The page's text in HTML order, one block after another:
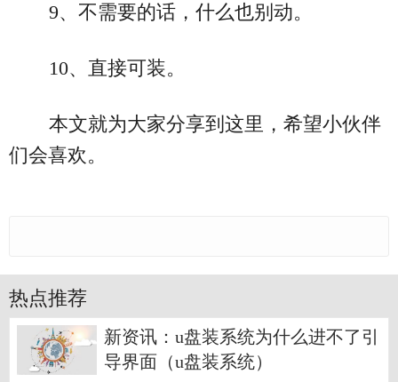
9、不需要的话，什么也别动。
10、直接可装。
本文就为大家分享到这里，希望小伙伴
们会喜欢。
热点推荐
新资讯：u盘装系统为什么进不了引
导界面（u盘装系统）